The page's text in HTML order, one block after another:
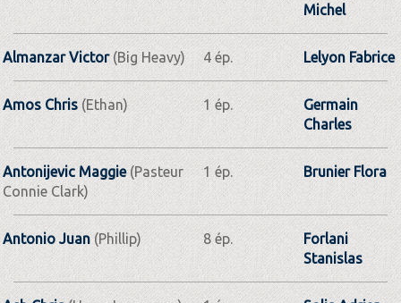
Michel
Almanzar Victor(Big Heavy) 4 ép. Lelyon Fabrice
Amos Chris(Ethan) 1 ép.
Germain
Charles
Antonijevic Maggie(Pasteur
Connie Clark)
1 ép. Brunier Flora
Antonio Juan (Phillip) 8 ép.
Forlani
Stanislas